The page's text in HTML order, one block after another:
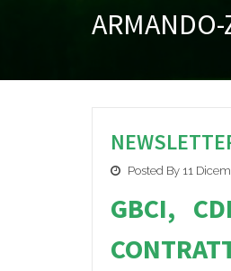
Posted By 11
GBCI,